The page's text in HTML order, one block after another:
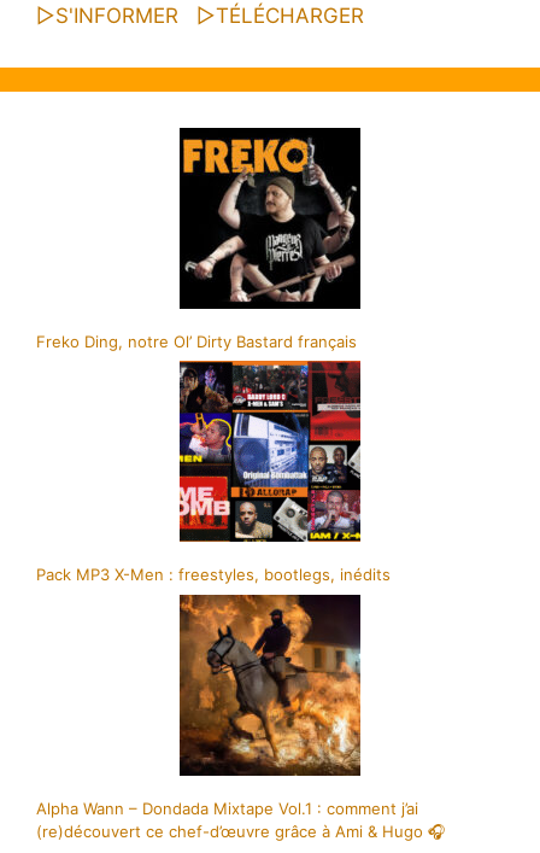
▷S'INFORMER ▷TÉLÉCHARGER
Freko Ding, notre Ol’ Dirty Bastard français
Pack MP3 X-Men : freestyles, bootlegs, inédits
Alpha Wann – Dondada Mixtape Vol.1 : comment j’ai
(re)découvert ce chef-d’œuvre grâce à Ami & Hugo 🎧